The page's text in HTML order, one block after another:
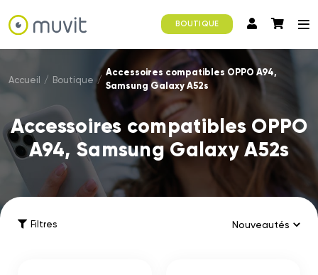
BOUTIQUE
Accueil / Boutique /
Accessoires compatibles OPPO A94,
Samsung Galaxy A52s
Accessoires compatibles OPPO
A94, Samsung Galaxy A52s
Filtres